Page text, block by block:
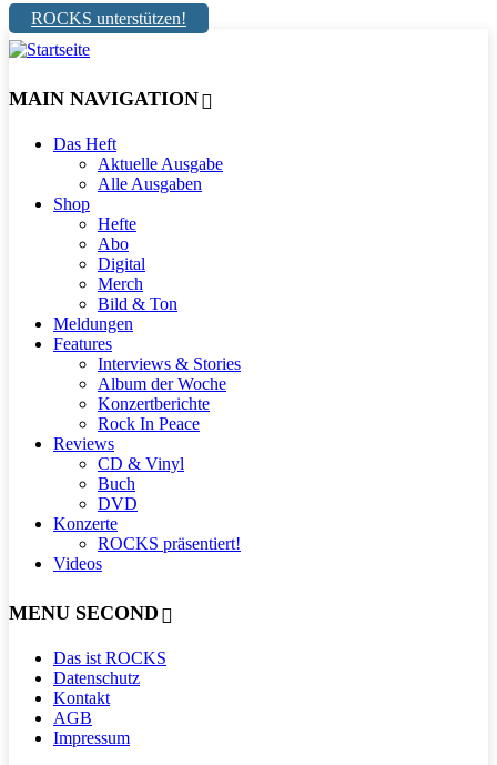
ROCKS unterstützen!
MAIN NAVIGATION
Das Heft
Aktuelle Ausgabe
Alle Ausgaben
Shop
Hefte
Abo
Digital
Merch
Bild & Ton
Meldungen
Features
Interviews & Stories
Album der Woche
Konzertberichte
Rock In Peace
Reviews
CD & Vinyl
Buch
DVD
Konzerte
ROCKS präsentiert!
Videos
MENU SECOND
Das ist ROCKS
Datenschutz
Kontakt
AGB
Impressum